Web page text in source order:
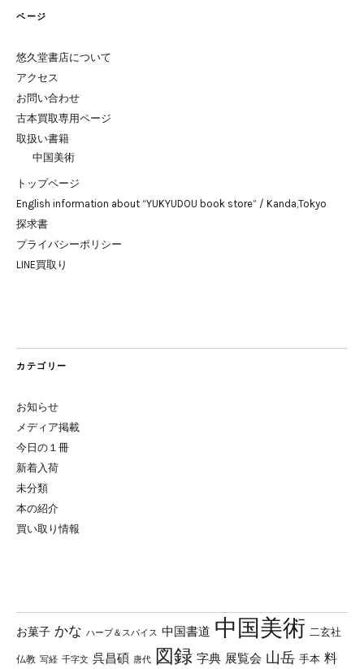
ページ
悠久堂書店について
アクセス
お問い合わせ
古本買取専用ページ
取扱い書籍
中国美術
トップページ
English information about “YUKYUDOU book store” / Kanda,Tokyo
探求書
プライバシーポリシー
LINE買取り
カテゴリー
お知らせ
メディア掲載
今日の１冊
新着入荷
未分類
本の紹介
買い取り情報
お菓子 かな ハーブ＆スパイス 中国書道 中国美術 二玄社
仏教 写経 千字文 呉昌碩 唐代 図録 字典 展覧会 山岳 手本 料